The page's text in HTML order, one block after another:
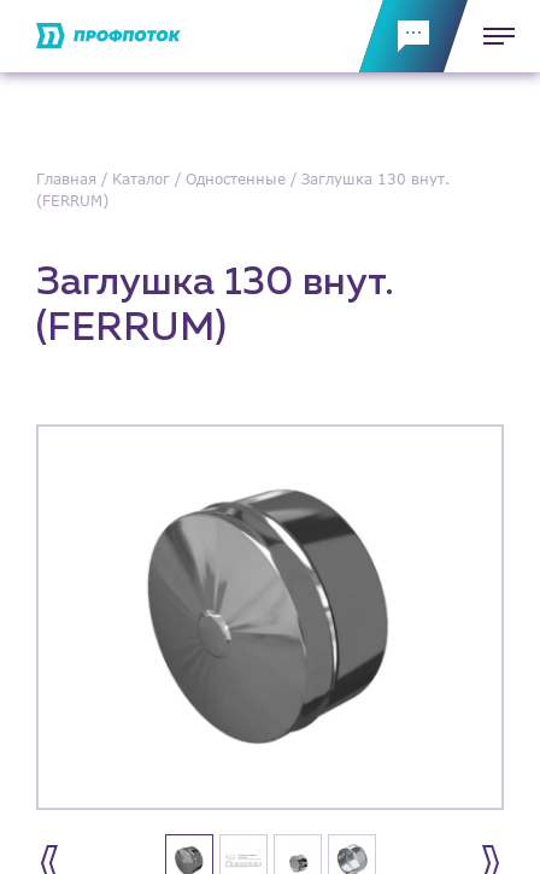
Главная Каталог Одностенные
Заглушка 130 внут.
(FERRUM)
Заглушка 130 внут.
(FERRUM)